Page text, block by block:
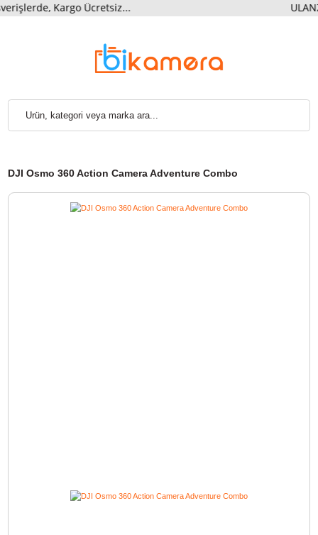
DJI Osmo 360 Action Camera Adventure Combo
Kargo Ücretsiz...